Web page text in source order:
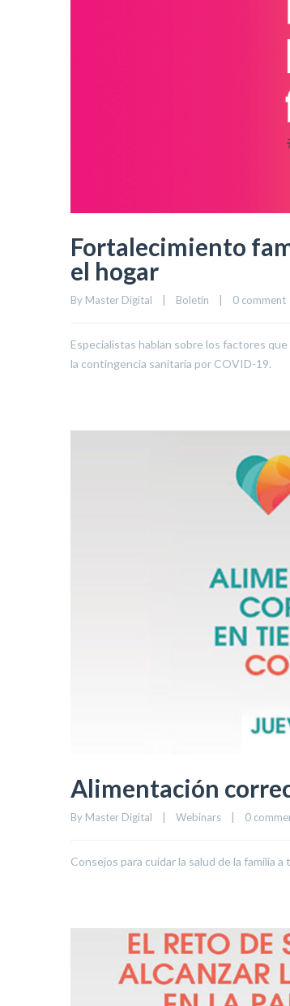
Fortalecimiento
el hogar
By Master Digital Boletín 0 comment
Especialistas hablan sobre los factores
la contingencia sanitaria por COVID-19.
Alimentación
By Master Digital Webinars 0
Consejos para cuidar la salud de la familia